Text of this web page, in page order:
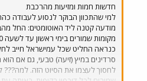
חדשות חמות ומזיעות מהרכבת
למי שהתכוון הבוקר לנסוע לעבודה
מודעה קטנה ליד האוטומטים: החל
כנראה החליט שכל עמישראל חייב
סרדינים במיץ (זיעה) טבעי, גם אם
לחסוך לעצמו את הסיוט הזה. למה???